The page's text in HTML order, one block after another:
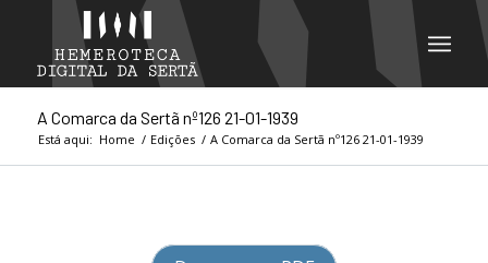
A Comarca da Sertã nº126 21-01-1939
Está aqui: Home / Edições / A Comarca da Sertã nº126 21-01-1939